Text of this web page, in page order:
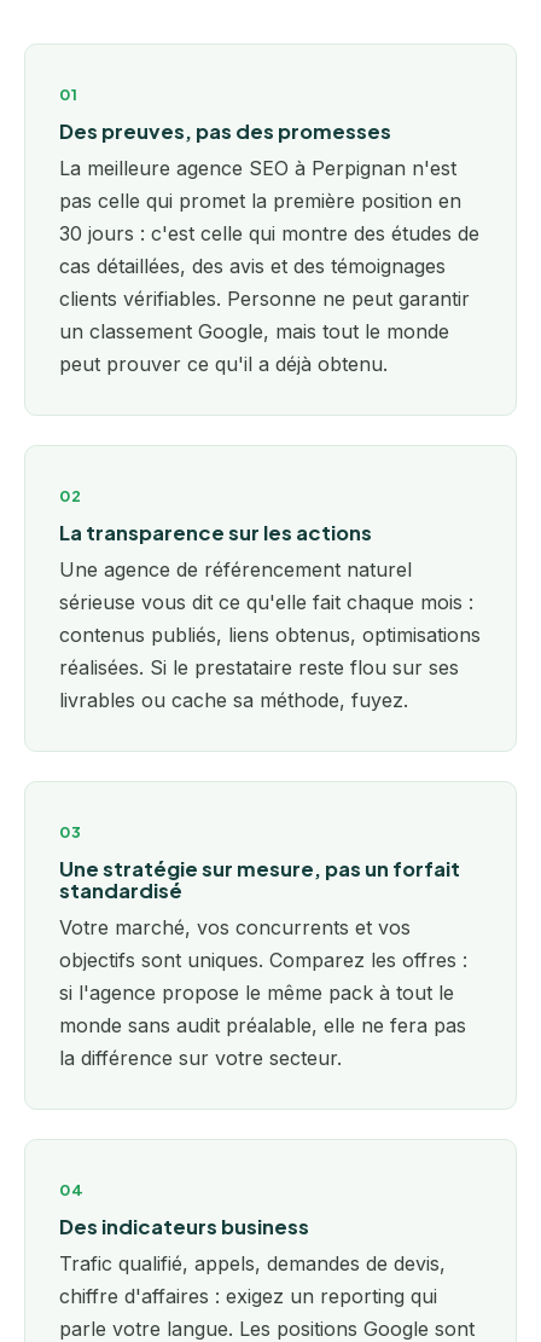
01
Des preuves, pas des promesses
La meilleure agence SEO à Perpignan n'est
pas celle qui promet la première position en
30 jours : c'est celle qui montre des études de
cas détaillées, des avis et des témoignages
clients vérifiables. Personne ne peut garantir
un classement Google, mais tout le monde
peut prouver ce qu'il a déjà obtenu.
02
La transparence sur les actions
Une agence de référencement naturel
sérieuse vous dit ce qu'elle fait chaque mois :
contenus publiés, liens obtenus, optimisations
réalisées. Si le prestataire reste flou sur ses
livrables ou cache sa méthode, fuyez.
03
Une stratégie sur mesure, pas un forfait
standardisé
Votre marché, vos concurrents et vos
objectifs sont uniques. Comparez les offres :
si l'agence propose le même pack à tout le
monde sans audit préalable, elle ne fera pas
la différence sur votre secteur.
04
Des indicateurs business
Trafic qualifié, appels, demandes de devis,
chiffre d'affaires : exigez un reporting qui
parle votre langue. Les positions Google sont